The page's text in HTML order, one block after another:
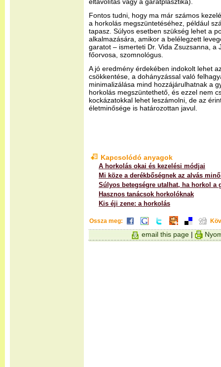
Fontos tudni, hogy ma már számos
a horkolás megszüntetéséhez, például
tapasz. Súlyos esetben szükség lehet a
alkalmazására, amikor a belélegzett
garatot – ismerteti Dr. Vida Zsuzsanna, a
főorvosa, szomnológus.
A jó eredmény érdekében indokolt lehet
csökkentése, a dohányzással való
minimalizálása mind hozzájárulhatnak a
horkolás megszüntethető, és ezzel nem
kockázatokkal lehet leszámolni, de az
életminősége is határozottan javul.
Kapcsolódó anyagok
A horkolás okai és kezelési módjai
Mi köze a derékbőségnek az alvás
Súlyos betegségre utalhat, ha horkol a
Hasznos tanácsok horkolóknak
Kis éji zene: a horkolás
Ossza meg:
email this page |